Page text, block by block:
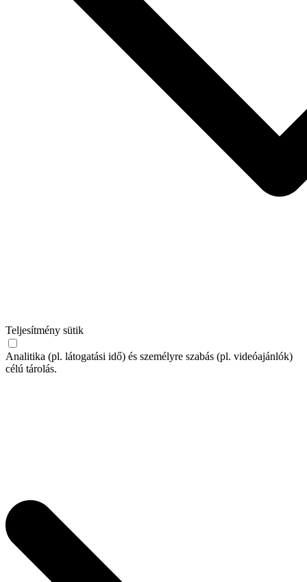
Teljesítmény sütik
Analitika (pl. látogatási idő) és személyre szabás (pl. videóajánlók)
célú tárolás.